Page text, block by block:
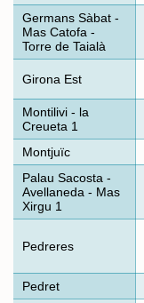
Germans Sàbat -
Mas Catofa -
Torre de Taialà
Girona Est
Montilivi - la
Creueta 1
Montjuïc
Palau Sacosta -
Avellaneda - Mas
Xirgu 1
Pedreres
Pedret